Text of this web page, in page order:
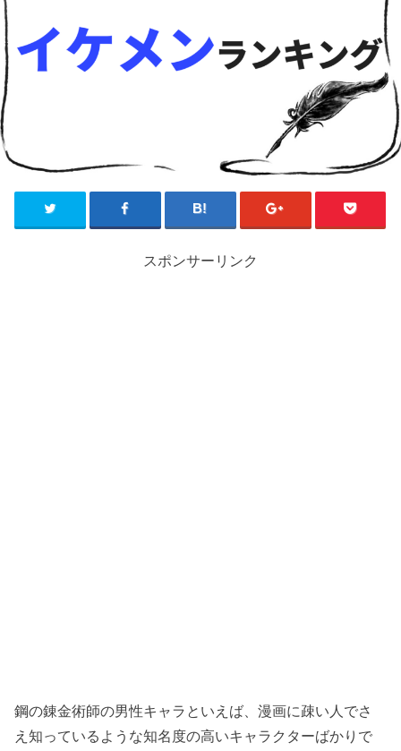
スポンサーリンク
鋼の錬金術師の男性キャラといえば、漫画に疎い人でさ
え知っているような知名度の高いキャラクターばかりで